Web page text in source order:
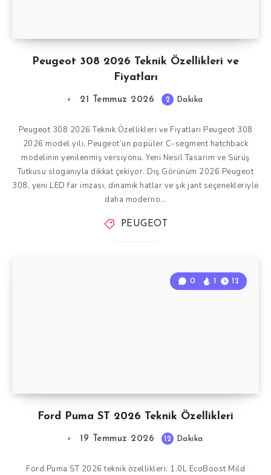
Peugeot 308 2026 Teknik Özellikleri ve
Fiyatları
21 Temmuz 2026 2 Dakika
Peugeot 308 2026 Teknik Özellikleri ve Fiyatları Peugeot 308
2026 model yılı, Peugeot’un popüler C-segment hatchback
modelinin yenilenmiş versiyonu. Yeni Nesil Tasarım ve Sürüş
Tutkusu sloganıyla dikkat çekiyor. Dış Görünüm 2026 Peugeot
308, yeni LED far imzası, dinamik hatlar ve şık jant seçenekleriyle
daha moderno…
PEUGEOT
Ford Puma ST 2026 Teknik Özellikleri
0 1 12
19 Temmuz 2026 12 Dakika
Ford Puma ST 2026 teknik özellikleri: 1.0L EcoBoost Mild